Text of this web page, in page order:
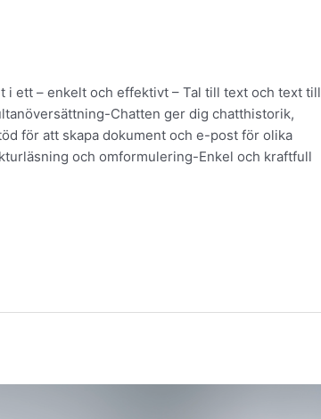
i ett – enkelt och effektivt – Tal till text och text till
Chatten ger dig chatthistorik,
för att skapa dokument och e-post för olika
och omformulering-Enkel och kraftfull